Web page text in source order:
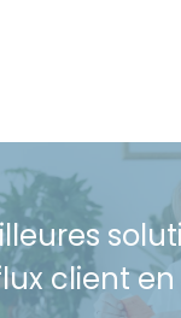
client